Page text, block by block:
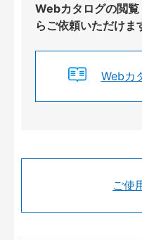
Webカタログの閲
らご依頼いただけま
Webカ
ご使